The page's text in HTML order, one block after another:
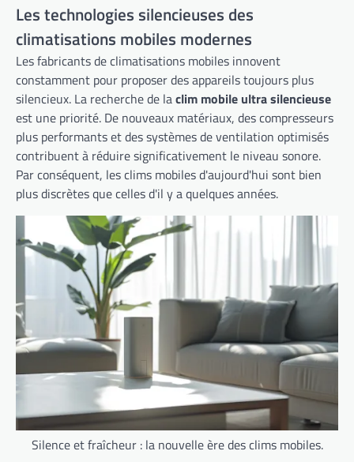
Les technologies silencieuses des
climatisations mobiles modernes
Les fabricants de climatisations mobiles innovent
constamment pour proposer des appareils toujours plus
silencieux. La recherche de laclim mobile ultra silencieuse
est une priorité. De nouveaux matériaux, des compresseurs
plus performants et des systèmes de ventilation optimisés
contribuent à réduire significativement le niveau sonore.
Par conséquent, les clims mobiles d'aujourd'hui sont bien
plus discrètes que celles d'il y a quelques années.
Silence et fraîcheur : la nouvelle ère des clims mobiles.